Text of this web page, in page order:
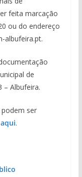
feita marcação
ou do endereço
albufeira.pt.
de
– Albufeira.
ser
aqui.